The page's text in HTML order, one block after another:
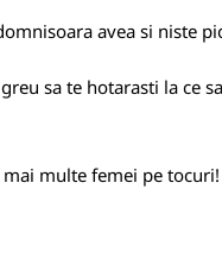
avea si niste
sa te hotarasti la ce
multe femei pe